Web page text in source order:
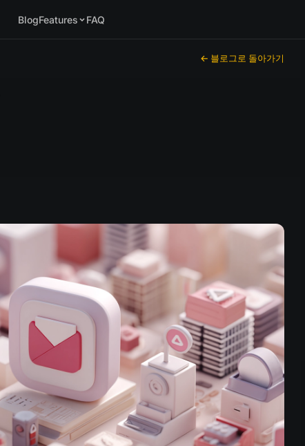
BlogFeatures FAQ
← 블로그로 돌아가기